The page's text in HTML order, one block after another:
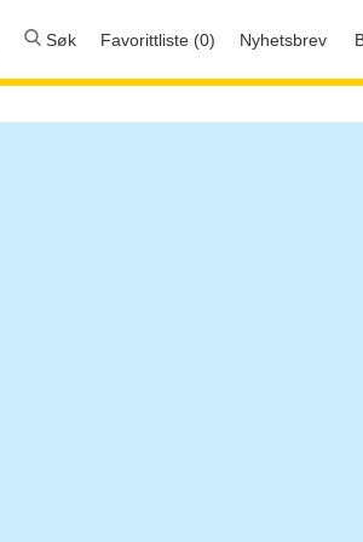
Søk Favorittliste (0) Nyhetsbrev